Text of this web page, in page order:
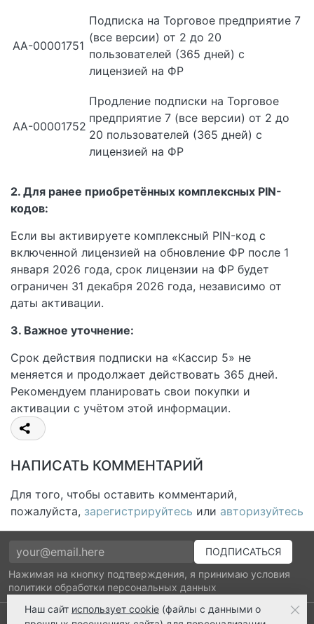
АА-00001751
Подписка на Торговое предприятие 7
(все версии) от 2 до 20
пользователей (365 дней) с
лицензией на ФР
АА-00001752
Продление подписки на Торговое
предприятие 7 (все версии) от 2 до
20 пользователей (365 дней) с
лицензией на ФР
2. Для ранее приобретённых комплексных PIN-
кодов:
Если вы активируете комплексный PIN-код с
включенной лицензией на обновление ФР после 1
января 2026 года, срок лицензии на ФР будет
ограничен 31 декабря 2026 года, независимо от
даты активации.
3. Важное уточнение:
Срок действия подписки на «Кассир 5» не
меняется и продолжает действовать 365 дней.
Рекомендуем планировать свои покупки и
активации с учётом этой информации.
НАПИСАТЬ КОММЕНТАРИЙ
Для того, чтобы оставить комментарий,
пожалуйста, зарегистрируйтесь или авторизуйтесь
Нажимая на кнопку подтверждения, я принимаю условия
политики обработки персональных данных
Выполнено заказов: 52530
Наш сайт использует cookie (файлы с данными о